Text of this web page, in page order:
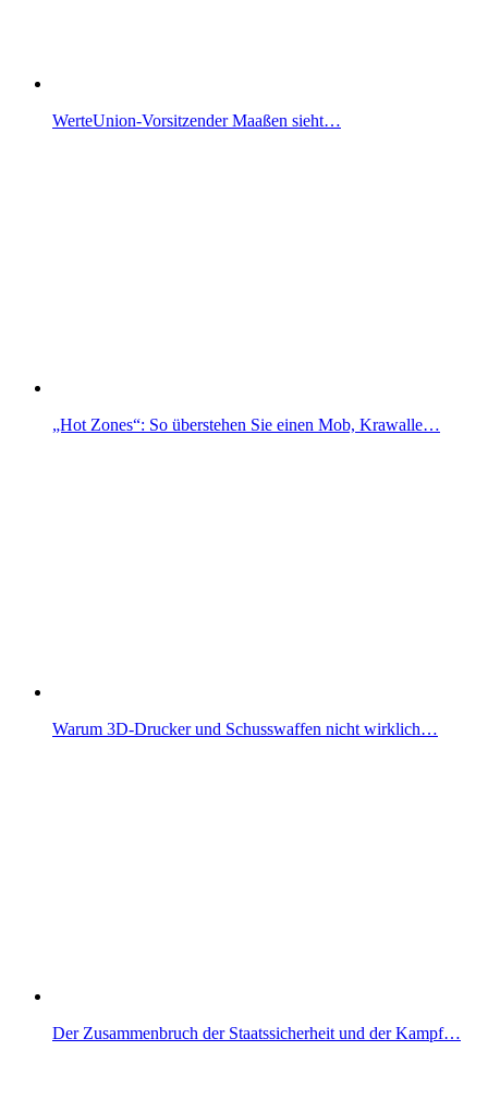
WerteUnion-Vorsitzender Maaßen sieht…
„Hot Zones“: So überstehen Sie einen Mob, Krawalle…
Warum 3D-Drucker und Schusswaffen nicht wirklich…
Der Zusammenbruch der Staatssicherheit und der Kampf…